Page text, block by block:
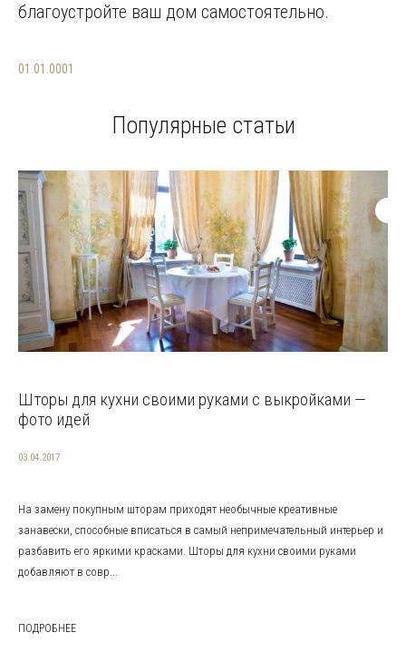
благоустройте ваш дом самостоятельно.
01.01.0001
Популярные статьи
Шторы для кухни своими руками с выкройками —
фото идей
03.04.2017
На замену покупным шторам приходят необычные креативные
занавески, способные вписаться в самый непримечательный интерьер и
разбавить его яркими красками. Шторы для кухни своими руками
добавляют в совр...
ПОДРОБНЕЕ